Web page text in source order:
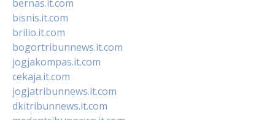
bernas.it.com
bisnis.it.com
brilio.it.com
bogortribunnews.it.com
jogjakompas.it.com
cekaja.it.com
jogjatribunnews.it.com
dkitribunnews.it.com